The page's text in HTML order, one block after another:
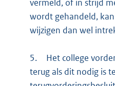
vermeld, of in strijd
wordt gehandeld,
wijzigen dan wel
5.
Het college
terug als dit nodig is